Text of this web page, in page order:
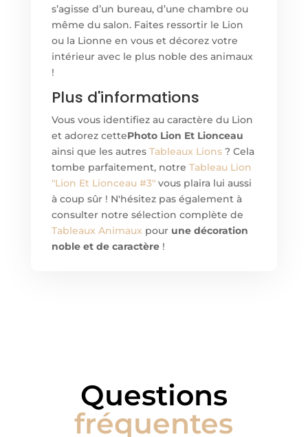
s’agisse d’un bureau, d’une chambre ou
même du salon. Faites ressortir le Lion
ou la Lionne en vous et décorez votre
intérieur avec le plus noble des animaux
!
Plus d'informations
Vous vous identifiez au caractère du Lion
et adorez cettePhoto Lion Et Lionceau
ainsi que les autres Tableaux Lions? Cela
tombe parfaitement, notre Tableau Lion
"Lion Et Lionceau #3"vous plaira lui aussi
à coup sûr ! N'hésitez pas également à
consulter notre sélection complète de
Tableaux Animaux pour une décoration
noble et de caractère!
Questions
fréquentes